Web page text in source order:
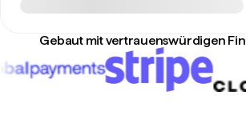
Gebaut mit vertrauenswürdigen